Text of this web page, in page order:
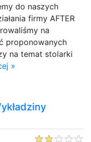
do naszych
firmy AFTER
na
proponowanych
na temat stolarki
»